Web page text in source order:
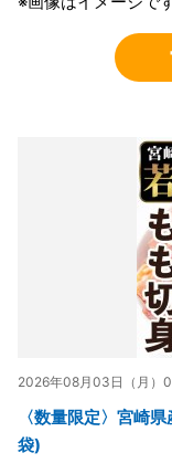
2026年08月03日（月）
〈数量限定〉宮崎
袋)